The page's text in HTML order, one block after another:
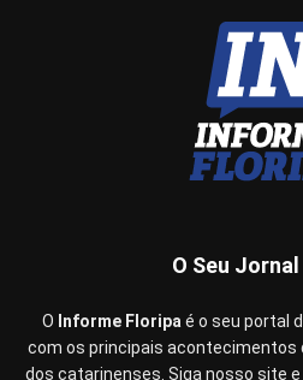
O Seu Jornal
O Informe Floripa é o seu portal
com os principais acontecimentos
dos catarinenses. Siga nosso site